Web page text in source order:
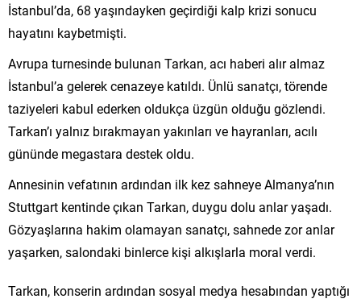
İstanbul’da, 68 yaşındayken geçirdiği kalp krizi sonucu
hayatını kaybetmişti.
Avrupa turnesinde bulunan Tarkan, acı haberi alır almaz
İstanbul’a gelerek cenazeye katıldı. Ünlü sanatçı, törende
taziyeleri kabul ederken oldukça üzgün olduğu gözlendi.
Tarkan’ı yalnız bırakmayan yakınları ve hayranları, acılı
gününde megastara destek oldu.
Annesinin vefatının ardından ilk kez sahneye Almanya’nın
Stuttgart kentinde çıkan Tarkan, duygu dolu anlar yaşadı.
Gözyaşlarına hakim olamayan sanatçı, sahnede zor anlar
yaşarken, salondaki binlerce kişi alkışlarla moral verdi.
Tarkan, konserin ardından sosyal medya hesabından yaptığı